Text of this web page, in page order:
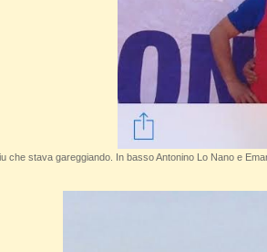
che stava gareggiando. In basso Antonino Lo Nano e